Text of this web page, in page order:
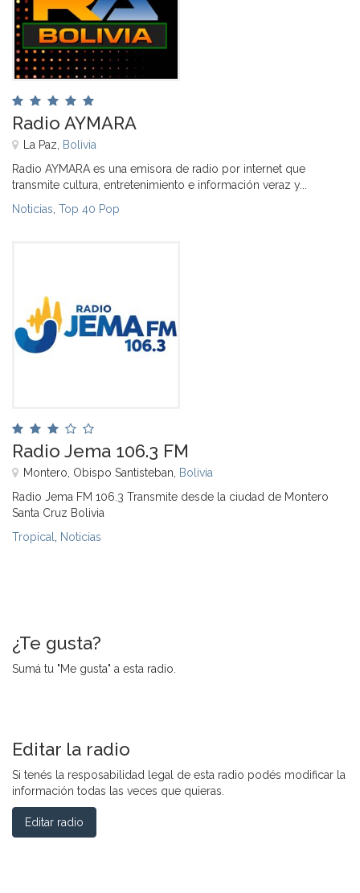
Radio AYMARA
La Paz, Bolivia
Radio AYMARA es una emisora de radio por internet que
transmite cultura, entretenimiento e información veraz y...
Noticias Top 40 Pop
Radio Jema 106.3 FM
Montero, Obispo Santisteban, Bolivia
Radio Jema FM 106.3 Transmite desde la ciudad de Montero
Santa Cruz Bolivia
Tropical
Noticias
¿Te gusta?
Sumá tu "Me gusta" a esta radio.
Editar la radio
Si tenés la resposabilidad legal de esta radio podés modificar la
información todas las veces que quieras.
Editar radio